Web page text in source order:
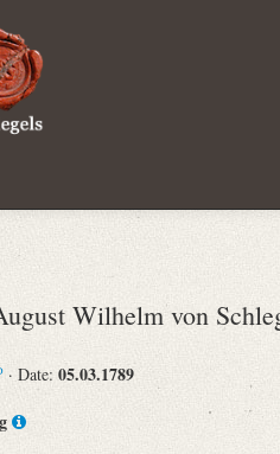
Wilhelm von
· Date: 05.03.1789